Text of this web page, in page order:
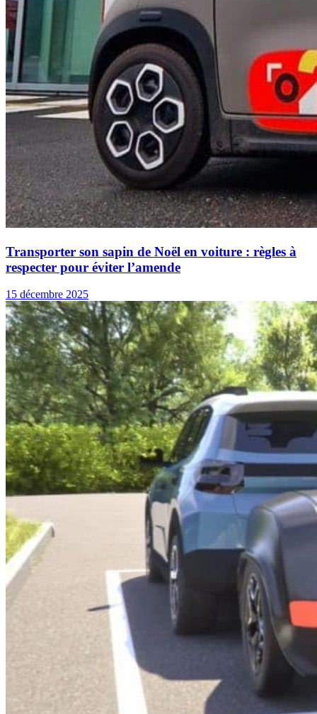
Transporter son sapin de Noël en voiture : règles à
respecter pour éviter l’amende
15 décembre 2025